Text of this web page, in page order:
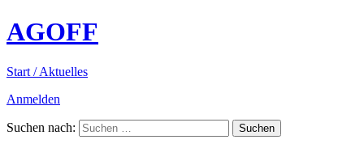
AGOFF
Start / Aktuelles
Anmelden
Suchen nach: